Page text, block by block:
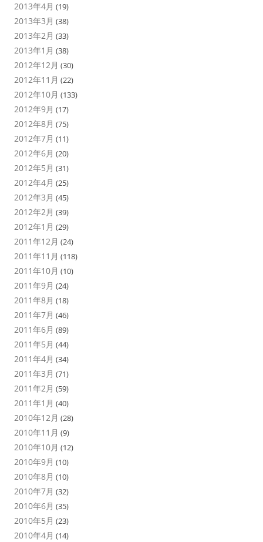
2013年4月 (19)
2013年3月 (38)
2013年2月 (33)
2013年1月 (38)
2012年12月 (30)
2012年11月 (22)
2012年10月 (133)
2012年9月 (17)
2012年8月 (75)
2012年7月 (11)
2012年6月 (20)
2012年5月 (31)
2012年4月 (25)
2012年3月 (45)
2012年2月 (39)
2012年1月 (29)
2011年12月 (24)
2011年11月 (118)
2011年10月 (10)
2011年9月 (24)
2011年8月 (18)
2011年7月 (46)
2011年6月 (89)
2011年5月 (44)
2011年4月 (34)
2011年3月 (71)
2011年2月 (59)
2011年1月 (40)
2010年12月 (28)
2010年11月 (9)
2010年10月 (12)
2010年9月 (10)
2010年8月 (10)
2010年7月 (32)
2010年6月 (35)
2010年5月 (23)
2010年4月 (14)